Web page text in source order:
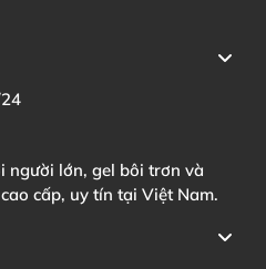
người lớn, gel bôi trơn và
cấp, uy tín tại Việt Nam.